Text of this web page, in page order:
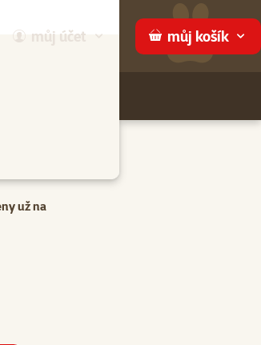
můj účet můj košík
už na